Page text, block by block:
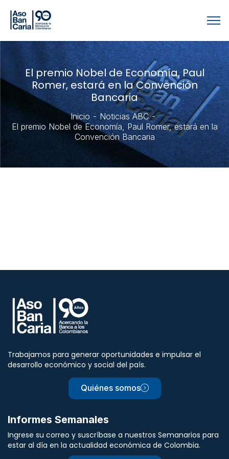
El premio Nobel de Economía, Paul
Romer, estará en la Convención
Bancaria
Inicio
Noticias ABC
El premio Nobel de Economía, Paul Romer, estará en la
Convención Bancaria
Trabajamos para generar oportunidades e impulsar el
desarrollo económico y social del país.
Quiénes somos
Informes Semanales
Ingrese su correo y suscríbase a nuestros Semanarios para
estar al día en la actualidad económica de Colombia.